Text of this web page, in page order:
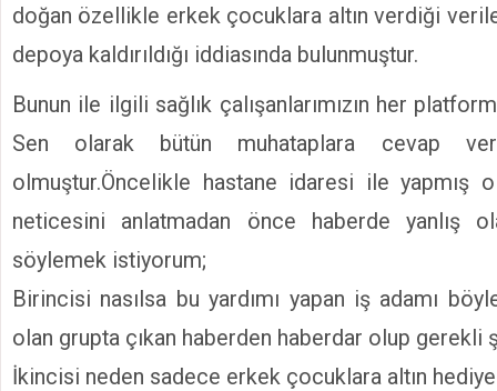
doğan özellikle erkek çocuklara altın verdiği
depoya kaldırıldığı iddiasında bulunmuştur.
Bunun ile ilgili sağlık çalışanlarımızın her
Sen olarak bütün muhataplara cevap
olmuştur.Öncelikle hastane idaresi ile yapmış
neticesini anlatmadan önce haberde yanlış
söylemek istiyorum;
Birincisi nasılsa bu yardımı yapan iş adamı
olan grupta çıkan haberden haberdar olup gerekli
İkincisi neden sadece erkek çocuklara altın